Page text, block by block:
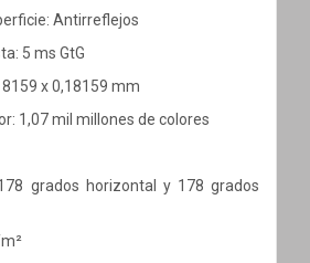
Antirreflejos
5 ms GtG
x 0,18159 mm
1,07 mil millones de colores
grados horizontal y 178 grados